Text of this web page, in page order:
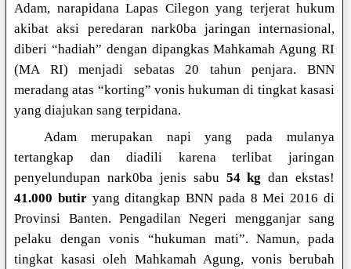
Adam, narapidana Lapas Cilegon yang terjerat hukum
akibat aksi peredaran nark0ba jaringan internasional,
diberi “hadiah” dengan dipangkas Mahkamah Agung RI
(MA RI) menjadi sebatas 20 tahun penjara. BNN
meradang atas “korting” vonis hukuman di tingkat kasasi
yang diajukan sang terpidana.
Adam merupakan napi yang pada mulanya
tertangkap dan diadili karena terlibat jaringan
penyelundupan nark0ba jenis sabu 54 kg dan ekstas!
41.000 butiryang ditangkap BNN pada 8 Mei 2016 di
Provinsi Banten. Pengadilan Negeri mengganjar sang
pelaku dengan vonis “hukuman mati”. Namun, pada
tingkat kasasi oleh Mahkamah Agung, vonis berubah